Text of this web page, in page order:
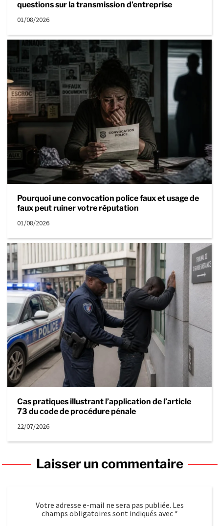
questions sur la transmission d’entreprise
01/08/2026
Pourquoi une convocation police faux et usage de
faux peut ruiner votre réputation
01/08/2026
Cas pratiques illustrant l’application de l’article
73 du code de procédure pénale
22/07/2026
Laisser un commentaire
Votre adresse e-mail ne sera pas publiée. Les
champs obligatoires sont indiqués avec *